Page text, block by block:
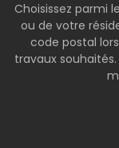
Choisissez parmi
ou de votre
code postal
travaux